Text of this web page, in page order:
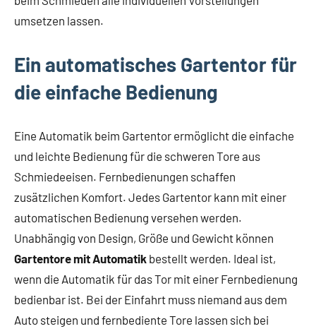
umsetzen lassen.
Ein automatisches Gartentor für
die einfache Bedienung
Eine Automatik beim Gartentor ermöglicht die einfache
und leichte Bedienung für die schweren Tore aus
Schmiedeeisen. Fernbedienungen schaffen
zusätzlichen Komfort. Jedes Gartentor kann mit einer
automatischen Bedienung versehen werden.
Unabhängig von Design, Größe und Gewicht können
Gartentore mit Automatik bestellt werden. Ideal ist,
wenn die Automatik für das Tor mit einer Fernbedienung
bedienbar ist. Bei der Einfahrt muss niemand aus dem
Auto steigen und fernbediente Tore lassen sich bei